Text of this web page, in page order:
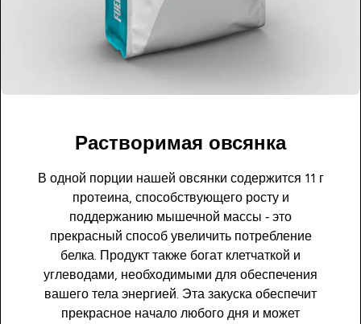
Растворимая овсянка
В одной порции нашей овсянки содержится 11 г
протеина, способствующего росту и
поддержанию мышечной массы ‐ это
прекрасный способ увеличить потребление
белка. Продукт также богат клетчаткой и
углеводами, необходимыми для обеспечения
вашего тела энергией. Эта закуска обеспечит
прекрасное начало любого дня и может